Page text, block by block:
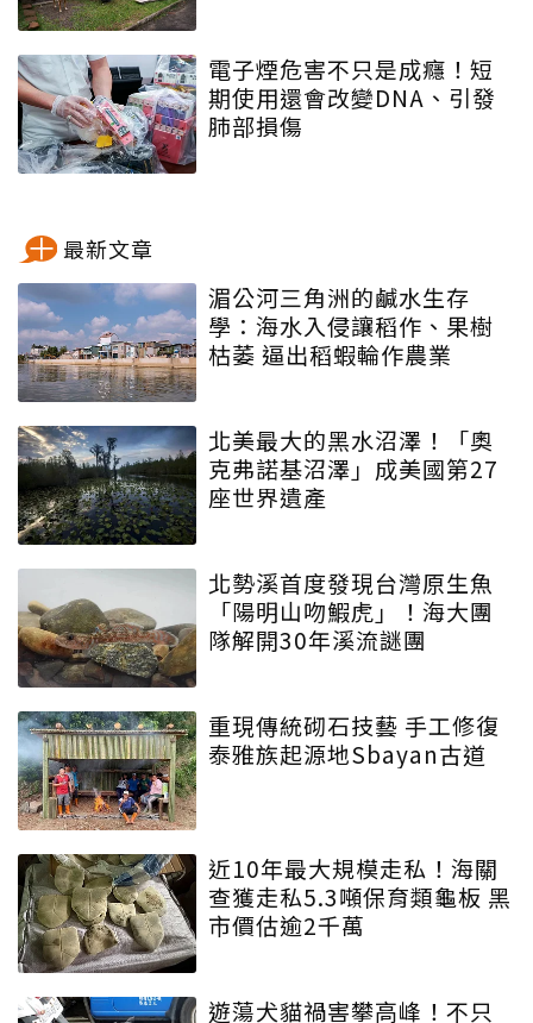
電子煙危害不只是成癮！短
期使用還會改變DNA、引發
肺部損傷
最新文章
湄公河三角洲的鹹水生存
學：海水入侵讓稻作、果樹
枯萎 逼出稻蝦輪作農業
北美最大的黑水沼澤！「奧
克弗諾基沼澤」成美國第27
座世界遺產
北勢溪首度發現台灣原生魚
「陽明山吻鰕虎」！海大團
隊解開30年溪流謎團
重現傳統砌石技藝 手工修復
泰雅族起源地Sbayan古道
近10年最大規模走私！海關
查獲走私5.3噸保育類龜板 黑
市價估逾2千萬
遊蕩犬貓禍害攀高峰！不只